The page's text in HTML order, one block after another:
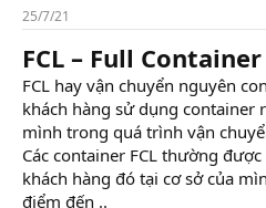
t
a
r
e
r
25/7/21
FCL – Full
FCL hay vận chuyển nguyên
khách hàng sử dụng container
mình trong quá trình vận
Các container FCL thường
khách hàng đó tại cơ sở của
điểm đến ..